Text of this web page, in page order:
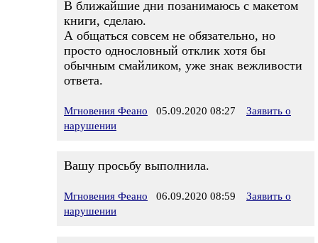
В ближайшие дни позанимаюсь с макетом
книги, сделаю.
А общаться совсем не обязательно, но
просто однословный отклик хотя бы
обычным смайликом, уже знак вежливости
ответа.
Мгновения Феано 05.09.2020 08:27
Заявить о
нарушении
Вашу просьбу выполнила.
Мгновения Феано 06.09.2020 08:59
Заявить о
нарушении